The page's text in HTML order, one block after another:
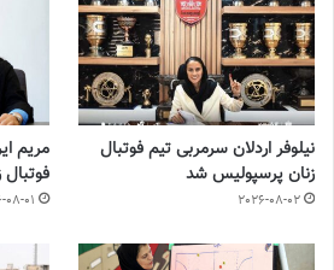
نیلوفر اردلان سرمربی تیم فوتبال
زنان پرسپولیس شد
2026-08-02
مریم
08-01